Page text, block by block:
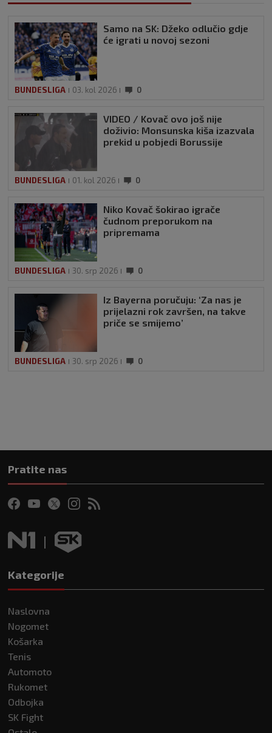
Samo na SK: Džeko odlučio gdje
će igrati u novoj sezoni
BUNDESLIGA 03. kol 2026 0
VIDEO / Kovač ovo još nije
doživio: Monsunska kiša izazvala
prekid u pobjedi Borussije
BUNDESLIGA 01. kol 2026 0
Niko Kovač šokirao igrače
čudnom preporukom na
pripremama
BUNDESLIGA 30. srp 2026 0
Iz Bayerna poručuju: ‘Za nas je
prijelazni rok završen, na takve
priče se smijemo’
BUNDESLIGA 30. srp 2026 0
Pratite nas
Kategorije
Naslovna
Nogomet
Košarka
Tenis
Automoto
Rukomet
Odbojka
SK Fight